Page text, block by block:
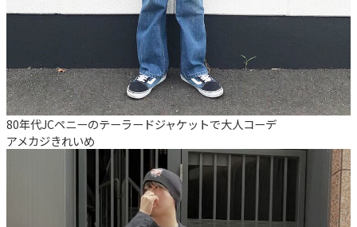
80年代JCペニーのテーラードジャケットで大人コーデ
アメカジきれいめ